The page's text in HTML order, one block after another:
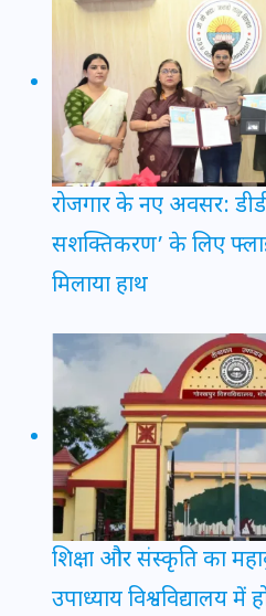
रोजगार के नए अवसर:
सशक्तिकरण’ के लिए
मिलाया हाथ
शिक्षा और संस्कृति का
उपाध्याय विश्वविद्यालय में